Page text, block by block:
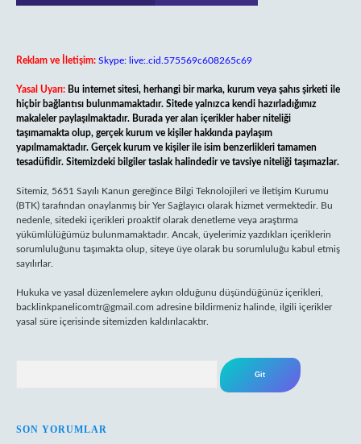
Reklam ve İletişim: Skype: live:.cid.575569c608265c69
Yasal Uyarı: Bu internet sitesi, herhangi bir marka, kurum veya şahıs şirketi ile
hiçbir bağlantısı bulunmamaktadır. Sitede yalnızca kendi hazırladığımız
makaleler paylaşılmaktadır. Burada yer alan içerikler haber niteliği
taşımamakta olup, gerçek kurum ve kişiler hakkında paylaşım
yapılmamaktadır. Gerçek kurum ve kişiler ile isim benzerlikleri tamamen
tesadüfidir. Sitemizdeki bilgiler taslak halindedir ve tavsiye niteliği taşımazlar.
Sitemiz, 5651 Sayılı Kanun gereğince Bilgi Teknolojileri ve İletişim Kurumu
(BTK) tarafından onaylanmış bir Yer Sağlayıcı olarak hizmet vermektedir. Bu
nedenle, sitedeki içerikleri proaktif olarak denetleme veya araştırma
yükümlülüğümüz bulunmamaktadır. Ancak, üyelerimiz yazdıkları içeriklerin
sorumluluğunu taşımakta olup, siteye üye olarak bu sorumluluğu kabul etmiş
sayılırlar.
Hukuka ve yasal düzenlemelere aykırı olduğunu düşündüğünüz içerikleri,
backlinkpanelicomtr@gmail.com adresine bildirmeniz halinde, ilgili içerikler
yasal süre içerisinde sitemizden kaldırılacaktır.
SON YORUMLAR